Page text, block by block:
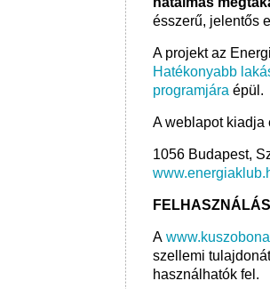
ésszerű, jelentős
A projekt az
Hatékonyabb
programjára épül.
A weblapot kiadja
1056 Budapest,
A
szellemi
használhatók fel.